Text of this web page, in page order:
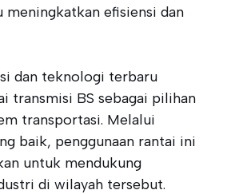
meningkatkan efisiensi dan
dan teknologi terbaru
transmisi BS sebagai pilihan
transportasi. Melalui
baik, penggunaan rantai ini
untuk mendukung
di wilayah tersebut.